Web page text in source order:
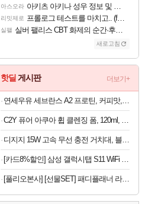
아스오라 아키츠 아키나 성우 정보 및 주요 필모
리밋제로 프롤로그 테스트를 마치고.. (feat. 리아)
실팰 실버 팰리스 CBT 화제의 순간·후기 모음
새로고침
핫딜 게시판 더보기+
연세우유 세브란스 A2 프로틴, 커피맛, 190ml, 16개
C2Y 퓨어 아쿠아 휩 클렌징 폼, 120ml, 4개
디지지 15W 고속 무선 충전 거치대, 블랙, 1개
[카드8%할인] 삼성 갤럭시탭 S11 WiFi 128GB 27.8cm(11형) S펜포함 태블릿PC
[풀리오본사] [선물SET] 패디플래너 라이트 + 전용 파우치